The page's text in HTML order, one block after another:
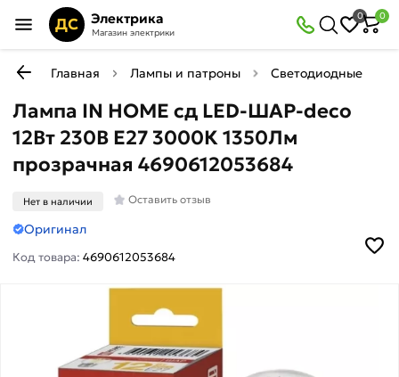
ДС Электрика
Магазин электрики
0 0
Главная Лампы и патроны Светодиодные (LED)
Лампа IN HOME сд LED-ШАР-deco
12Вт 230В Е27 3000К 1350Лм
прозрачная 4690612053684
Нет в наличии Оставить отзыв
Оригинал
Код товара:4690612053684